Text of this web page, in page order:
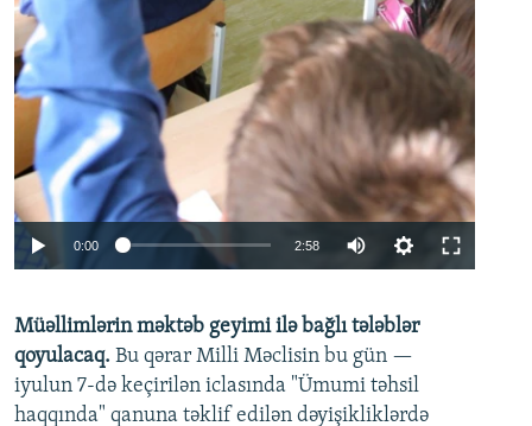
0:00 2:58
360p
480p
720p
Müəllimlərin məktəb geyimi ilə bağlı tələblər
qoyulacaq. Bu qərar Milli Məclisin bu gün —
iyulun 7-də keçirilən iclasında "Ümumi təhsil
haqqında" qanuna təklif edilən dəyişikliklərdə